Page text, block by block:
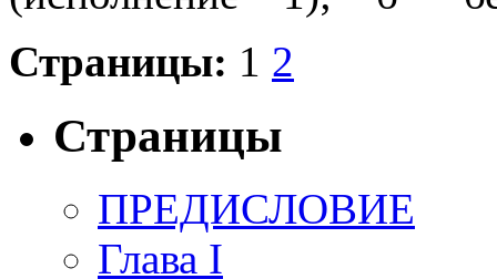
Страницы: 1 2
Страницы
ПРЕДИСЛОВИЕ
Глава I